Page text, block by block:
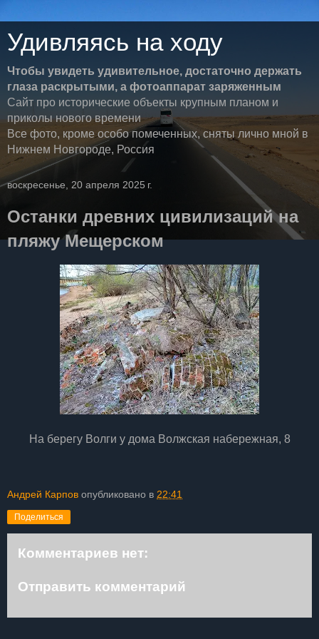
Удивляясь на ходу
Чтобы увидеть удивительное, достаточно держать
глаза раскрытыми, а фотоаппарат заряженным
Сайт про исторические объекты крупным планом и
приколы нового времени
Все фото, кроме особо помеченных, сняты лично мной в
Нижнем Новгороде, Россия
воскресенье, 20 апреля 2025 г.
Останки древних цивилизаций на
пляжу Мещерском
На берегу Волги у дома Волжская набережная, 8
Андрей Карпов опубликовано в 22:41
Поделиться
Комментариев нет:
Отправить комментарий